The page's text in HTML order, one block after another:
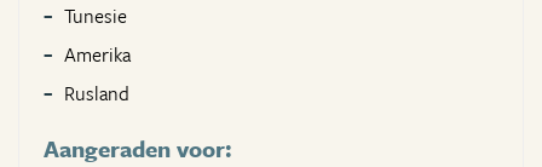
Tunesie
Amerika
Rusland
Aangeraden voor: